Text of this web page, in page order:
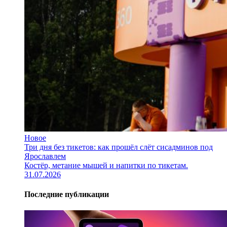
Новое
Три дня без тикетов: как прошёл слёт сисадминов под
Ярославлем
Костёр, метание мышей и напитки по тикетам.
31.07.2026
Последние публикации